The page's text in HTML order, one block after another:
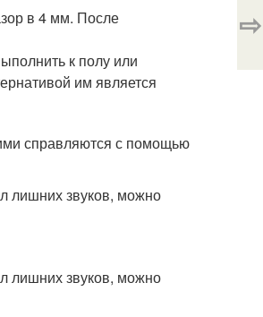
в 4 мм. После
к полу или
им является
справляются с помощью
лишних звуков, можно
лишних звуков, можно
⇨